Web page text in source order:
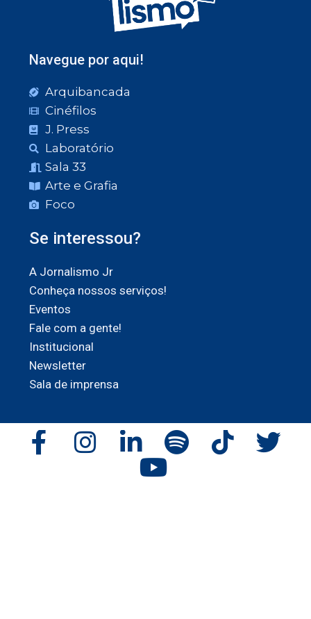
Navegue por aqui!
Arquibancada
Cinéfilos
J. Press
Laboratório
Sala 33
Arte e Grafia
Foco
Se interessou?
A Jornalismo Jr
Conheça nossos serviços!
Eventos
Fale com a gente!
Institucional
Newsletter
Sala de imprensa